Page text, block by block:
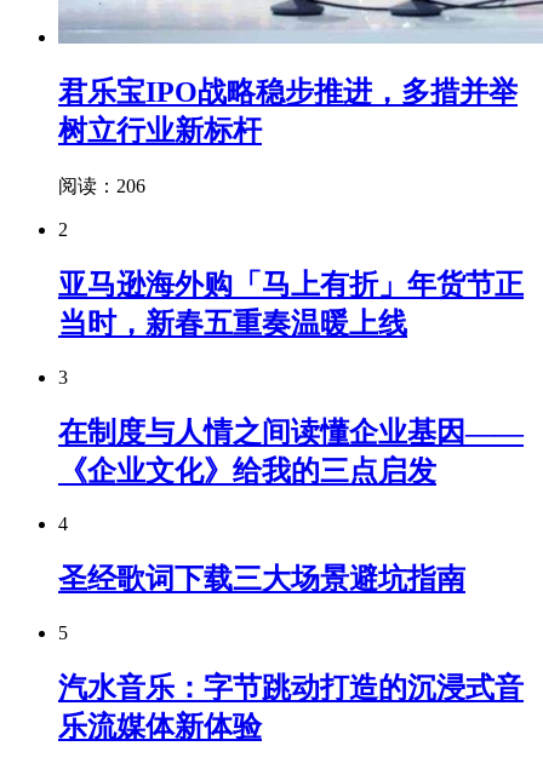
君乐宝IPO战略稳步推进，多措并举
树立行业新标杆
阅读：206
2
亚马逊海外购「马上有折」年货节正
当时，新春五重奏温暖上线
3
在制度与人情之间读懂企业基因——
《企业文化》给我的三点启发
4
圣经歌词下载三大场景避坑指南
5
汽水音乐：字节跳动打造的沉浸式音
乐流媒体新体验